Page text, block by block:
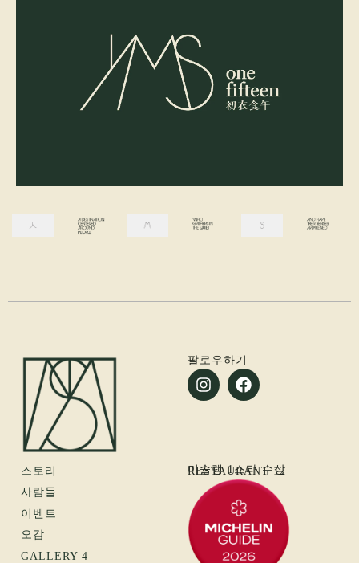
팔로우하기
I
G
R
M
F
o
o
k
스토리
사람들
이벤트
오감
GALLERY 4
RESTAURANT 12
미슐랭 1스타 수상